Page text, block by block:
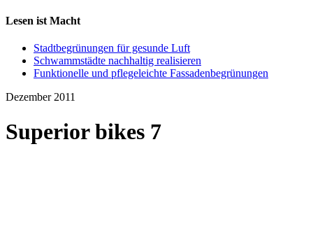
Lesen ist Macht
Stadtbegrünungen für gesunde Luft
Schwammstädte nachhaltig realisieren
Funktionelle und pflegeleichte Fassadenbegrünungen
Dezember 2011
Superior bikes 7